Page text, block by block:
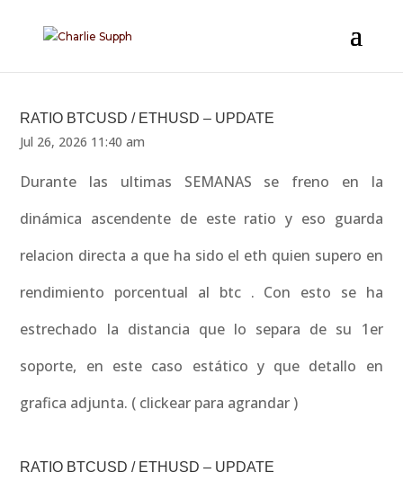
RATIO BTCUSD / ETHUSD – UPDATE
Jul 26, 2026 11:40 am
Durante las ultimas SEMANAS se freno en la
dinámica ascendente de este ratio y eso guarda
relacion directa a que ha sido el eth quien supero en
rendimiento porcentual al btc . Con esto se ha
estrechado la distancia que lo separa de su 1er
soporte, en este caso estático y que detallo en
grafica adjunta. ( clickear para agrandar )
RATIO BTCUSD / ETHUSD – UPDATE